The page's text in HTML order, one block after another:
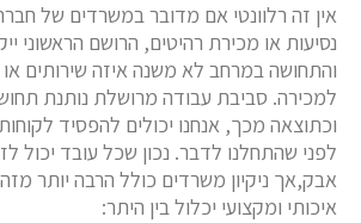
אין זה רלוונטי אם מדובר במשרדים של
נסיעות או מכירת רהיטים, הרושם הראשוני
והתחושה במרחב לא משנה איזה שירותים או
למכירה. סביבת עבודה מרושלת נותנת
וכתוצאה מכך, אנחנו יכולים להפסיד לקוחות
לפני שהתחלנו לדבר. נכון שכל עובד יכול
אבק,אך ניקיון משרדים כולל הרבה יותר
איכותי ומקצועי יכלול בין היתר: